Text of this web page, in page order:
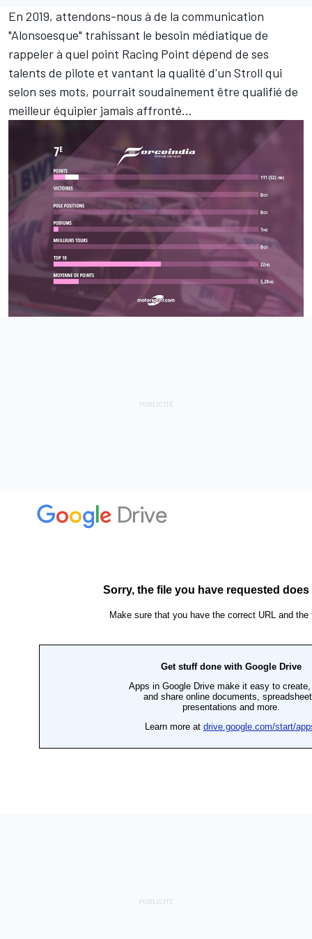
En 2019, attendons-nous à de la communication
"Alonsoesque" trahissant le besoin médiatique de
rappeler à quel point Racing Point dépend de ses
talents de pilote et vantant la qualité d'un Stroll qui
selon ses mots, pourrait soudainement être qualifié de
meilleur équipier jamais affronté…